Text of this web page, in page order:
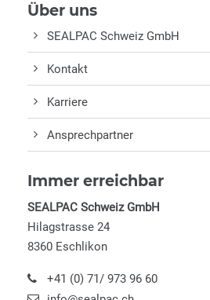
Über uns
SEALPAC Schweiz GmbH
Kontakt
Karriere
Ansprechpartner
Immer erreichbar
SEALPAC Schweiz GmbH
Hilagstrasse 24
8360 Eschlikon
+41 (0) 71/ 973 96 60